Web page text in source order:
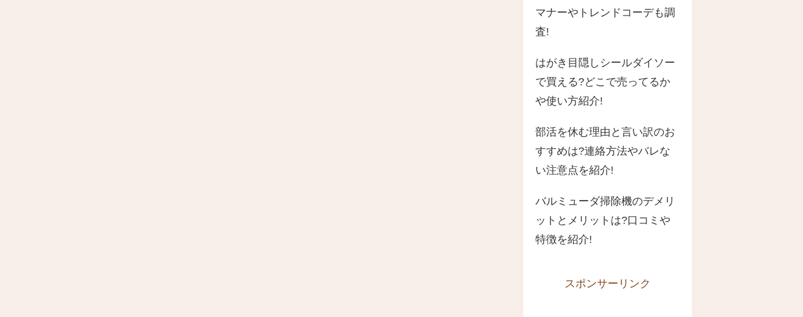
マナーやトレンドコーデも調
査!
はがき目隠しシールダイソー
で買える?どこで売ってるか
や使い方紹介!
部活を休む理由と言い訳のお
すすめは?連絡方法やバレな
い注意点を紹介!
バルミューダ掃除機のデメリ
ットとメリットは?口コミや
特徴を紹介!
スポンサーリンク